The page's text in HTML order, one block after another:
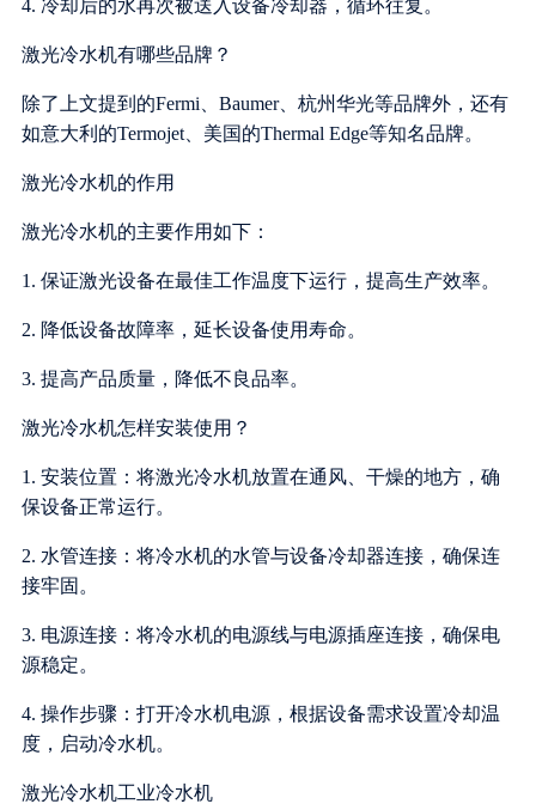
4. 冷却后的水再次被送入设备冷却器，循环往复。
激光冷水机有哪些品牌？
除了上文提到的Fermi、Baumer、杭州华光等品牌外，还有
如意大利的Termojet、美国的Thermal Edge等知名品牌。
激光冷水机的作用
激光冷水机的主要作用如下：
1. 保证激光设备在最佳工作温度下运行，提高生产效率。
2. 降低设备故障率，延长设备使用寿命。
3. 提高产品质量，降低不良品率。
激光冷水机怎样安装使用？
1. 安装位置：将激光冷水机放置在通风、干燥的地方，确
保设备正常运行。
2. 水管连接：将冷水机的水管与设备冷却器连接，确保连
接牢固。
3. 电源连接：将冷水机的电源线与电源插座连接，确保电
源稳定。
4. 操作步骤：打开冷水机电源，根据设备需求设置冷却温
度，启动冷水机。
激光冷水机工业冷水机